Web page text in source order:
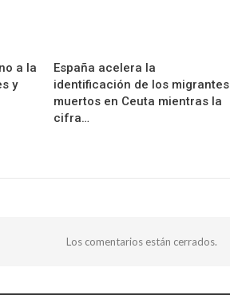
a la
y
España acelera la
identificación de los migrantes
muertos en Ceuta mientras la
cifra…
Los comentarios están cerrados.